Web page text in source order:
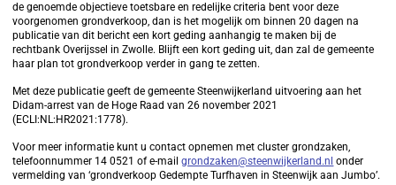
de genoemde objectieve toetsbare en redelijke criteria bent voor deze
voorgenomen grondverkoop, dan is het mogelijk om binnen 20 dagen na
publicatie van dit bericht een kort geding aanhangig te maken bij de
rechtbank Overijssel in Zwolle. Blijft een kort geding uit, dan zal de gemeente
haar plan tot grondverkoop verder in gang te zetten.
Met deze publicatie geeft de gemeente Steenwijkerland uitvoering aan het
Didam-arrest van de Hoge Raad van 26 november 2021
(ECLI:NL:HR2021:1778).
Voor meer informatie kunt u contact opnemen met cluster grondzaken,
telefoonnummer 14 0521 of e-mailgrondzaken@steenwijkerland.nl onder
vermelding van ‘grondverkoop Gedempte Turfhaven in Steenwijk aan Jumbo’.